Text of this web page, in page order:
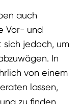
auch
Vor- und
sich jedoch, um
In
von einem
lassen,
zu finden.